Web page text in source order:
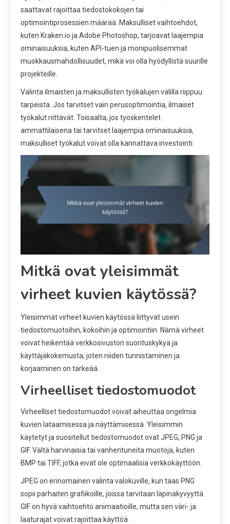
saattavat rajoittaa tiedostokokojen tai
optimointiprosessien määrää. Maksulliset vaihtoehdot,
kuten Kraken.io ja Adobe Photoshop, tarjoavat laajempia
ominaisuuksia, kuten API-tuen ja monipuolisemmat
muokkausmahdollisuudet, mikä voi olla hyödyllistä suurille
projekteille.
Valinta ilmaisten ja maksullisten työkalujen välillä riippuu
tarpeista. Jos tarvitset vain perusoptimointia, ilmaiset
työkalut riittävät. Toisaalta, jos työskentelet
ammattilaisena tai tarvitset laajempia ominaisuuksia,
maksulliset työkalut voivat olla kannattava investointi.
Mitkä ovat yleisimmät
virheet kuvien käytössä?
Yleisimmät virheet kuvien käytössä liittyvät usein
tiedostomuotoihin, kokoihin ja optimointiin. Nämä virheet
voivat heikentää verkkosivuston suorituskykyä ja
käyttäjäkokemusta, joten niiden tunnistaminen ja
korjaaminen on tärkeää.
Virheelliset tiedostomuodot
Virheelliset tiedostomuodot voivat aiheuttaa ongelmia
kuvien lataamisessa ja näyttämisessä. Yleisimmin
käytetyt ja suositellut tiedostomuodot ovat JPEG, PNG ja
GIF. Vältä harvinaisia tai vanhentuneita muotoja, kuten
BMP tai TIFF, jotka eivät ole optimaalisia verkkokäyttöön.
JPEG on erinomainen valinta valokuville, kun taas PNG
sopii parhaiten grafiikoille, joissa tarvitaan läpinäkyvyyttä.
GIF on hyvä vaihtoehto animaatioille, mutta sen väri- ja
laaturajat voivat rajoittaa käyttöä.